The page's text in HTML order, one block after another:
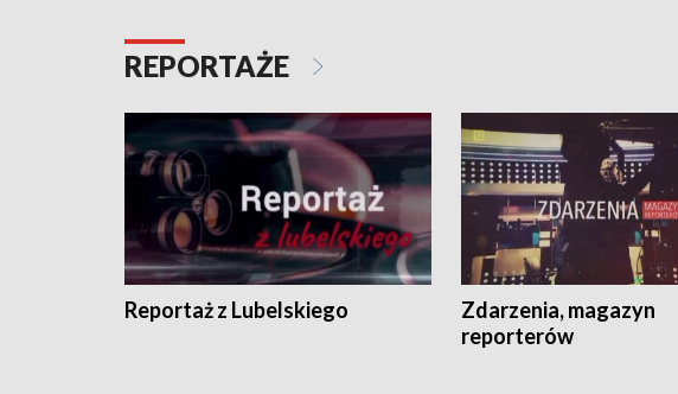
REPORTAŻE
Reportaż z Lubelskiego
Zdarzenia, magazyn
reporterów